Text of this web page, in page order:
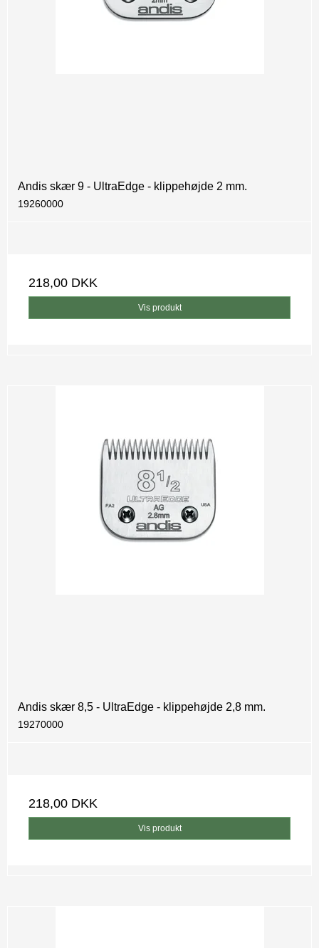
Andis skær 9 - UltraEdge - klippehøjde 2 mm.
19260000
218,00 DKK
Vis produkt
Andis skær 8,5 - UltraEdge - klippehøjde 2,8 mm.
19270000
218,00 DKK
Vis produkt